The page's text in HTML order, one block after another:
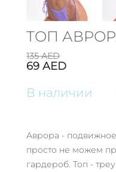
ТОП
135AED
69 AED
В наличии
Аврора -
просто не можем
гардероб. Топ -